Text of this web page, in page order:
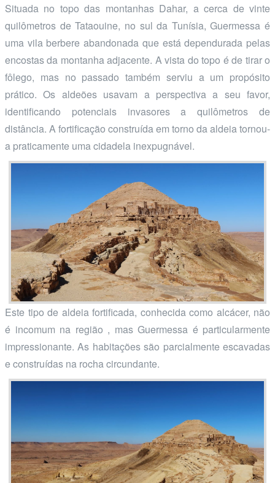
Situada no topo das montanhas Dahar, a cerca de vinte
quilômetros de Tataouine, no sul da Tunísia, Guermessa é
uma vila berbere abandonada que está dependurada pelas
encostas da montanha adjacente. A vista do topo é de tirar o
fôlego, mas no passado também serviu a um propósito
prático. Os aldeões usavam a perspectiva a seu favor,
identificando potenciais invasores a quilômetros de
distância. A fortificação construída em torno da aldeia tornou-
a praticamente uma cidadela inexpugnável.
Este tipo de aldeia fortificada, conhecida como alcácer, não
é incomum na região , mas Guermessa é particularmente
impressionante. As habitações são parcialmente escavadas
e construídas na rocha circundante.